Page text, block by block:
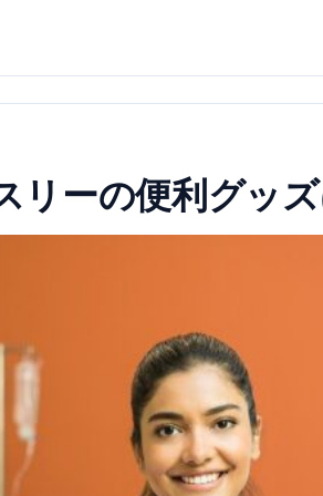
リーの便利グッ